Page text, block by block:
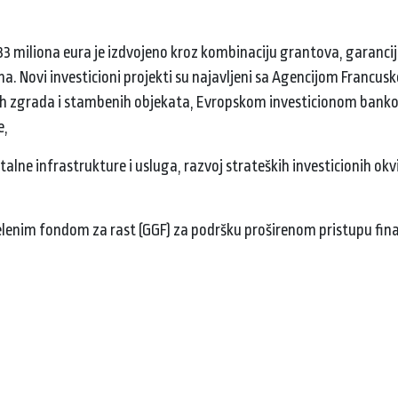
miliona eura je izdvojeno kroz kombinaciju grantova,
Novi investicioni projekti su najavljeni sa Agencijom
i stambenih objekata, Evropskom investicionom
infrastrukture i usluga, razvoj strateških investicionih
fondom za rast (GGF) za podršku proširenom pristupu